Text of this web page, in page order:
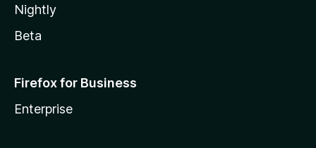
Nightly
Beta
Firefox for Business
Enterprise